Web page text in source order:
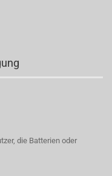
die Batterien oder